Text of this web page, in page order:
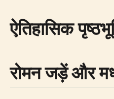
ऐतिहासिक
रोमन जड़ें और